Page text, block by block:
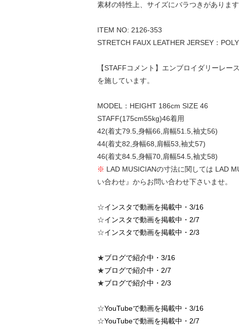
素材の特性上、サイズにバラつきがありま
ITEM NO: 2126-353
STRETCH FAUX LEATHER JERSEY：
【STAFFコメント】エンブロイダリーレ
を施しています。
MODEL：HEIGHT 186cm SIZE 46
STAFF(175cm55kg)46着用
42(着丈79.5,身幅66,肩幅51.5,袖丈56)
44(着丈82,身幅68,肩幅53,袖丈57)
46(着丈84.5,身幅70,肩幅54.5,袖丈58)
※ LAD MUSICIANの寸法に関しては LAD
い合わせ』からお問い合わせ下さいませ。
☆インスタで動画を掲載中・3/16
☆インスタで動画を掲載中・2/7
☆インスタで動画を掲載中・2/3
★ブログで紹介中・3/16
★ブログで紹介中・2/7
★ブログで紹介中・2/3
☆YouTubeで動画を掲載中・3/16
☆YouTubeで動画を掲載中・2/7